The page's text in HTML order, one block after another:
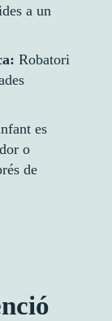
a un
Robatori
es
o
de